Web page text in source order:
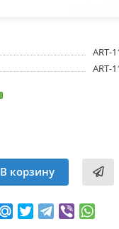
ART-
ART-
В корзину